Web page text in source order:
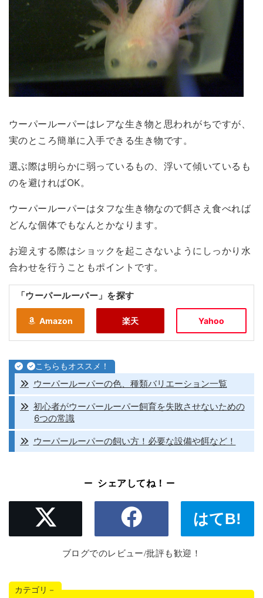
ウーパールーパーはレアな生き物と思われがちですが、
実のところ簡単に入手できる生き物です。
選ぶ際は明らかに弱っているもの、浮いて傾いているも
のを避ければOK。
ウーパールーパーはタフな生き物なので餌さえ食べれば
どんな個体でもなんとかなります。
お迎えする際はショックを起こさないようにしっかり水
合わせを行うこともポイントです。
「ウーパールーパー」を探す
Amazon 楽天 Yahoo
こちらもオススメ！
ウーパールーパーの色、種類バリエーション一覧
初心者がウーパールーパー飼育を失敗させないための
6つの常識
ウーパールーパーの飼い方！必要な設備や餌など！
シェアしてね！
はてB!
ブログでのレビュー/批評も歓迎！
カテゴリ－